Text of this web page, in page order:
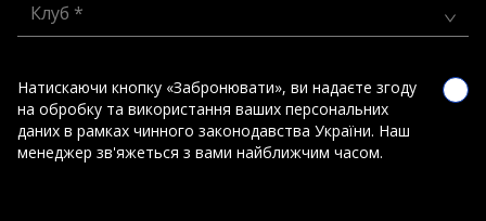
Клуб *
Натискаючи кнопку «Забронювати», ви надаєте згоду
на обробку та використання ваших персональних
даних в рамках чинного законодавства України. Наш
менеджер зв'яжеться з вами найближчим часом.